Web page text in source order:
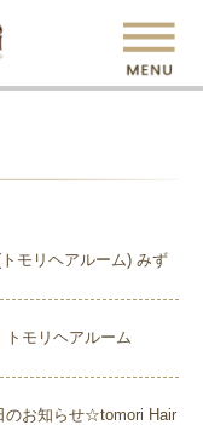
モリヘアルーム) みず
モリヘアルーム
のお知らせ☆tomori Hair